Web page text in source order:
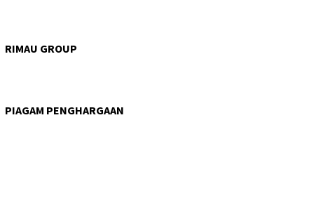
RIMAU GROUP
PIAGAM PENGHARGAAN